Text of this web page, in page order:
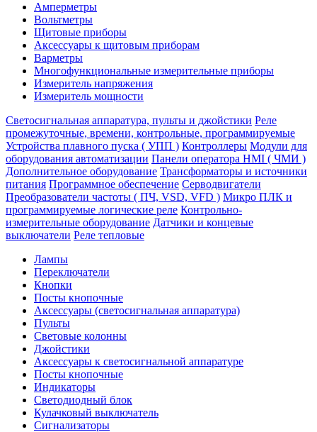
Амперметры
Вольтметры
Щитовые приборы
Аксессуары к щитовым приборам
Варметры
Многофункциональные измерительные приборы
Измеритель напряжения
Измеритель мощности
Светосигнальная аппаратура, пульты и джойстики Реле
промежуточные, времени, контрольные, программируемые
Устройства плавного пуска ( УПП ) Контроллеры Модули для
оборудования автоматизации Панели оператора HMI ( ЧМИ )
Дополнительное оборудование Транcформаторы и источники
питания Программное обеспечение Серводвигатели
Преобразователи частоты ( ПЧ, VSD, VFD ) Микро ПЛК и
программируемые логические реле Контрольно-
измерительные оборудование Датчики и концевые
выключатели Реле тепловые
Лампы
Переключатели
Кнопки
Посты кнопочные
Аксессуары (светосигнальная аппаратура)
Пульты
Световые колонны
Джойстики
Аксессуары к светосигнальной аппаратуре
Посты кнопочные
Индикаторы
Светодиодный блок
Кулачковый выключатель
Сигнализаторы